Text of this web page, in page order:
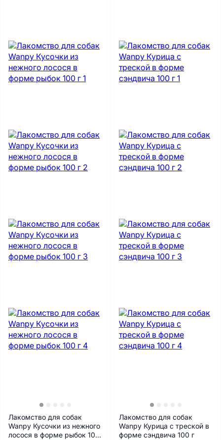
Лакомство для собак
Wanpy Кусочки из нежного
лосося в форме рыбок 100
Лакомство для собак
Wanpy Курица с треской в
форме сэндвича 100 г